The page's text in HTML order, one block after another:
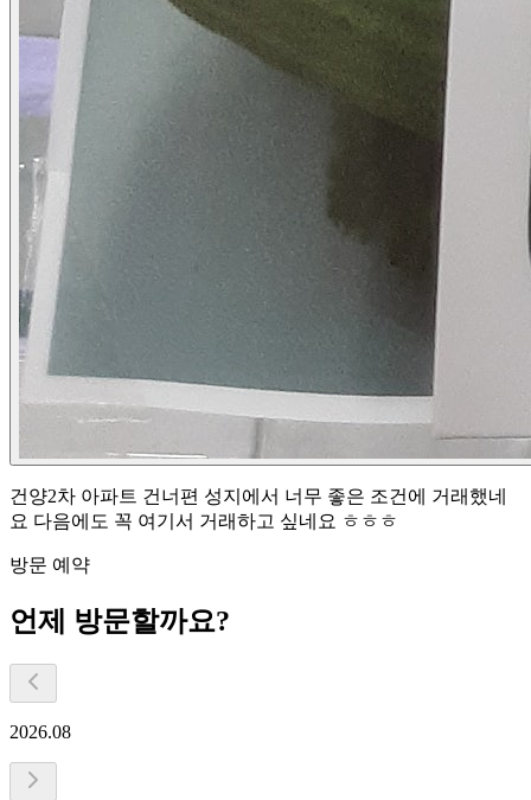
건양2차 아파트 건너편 성지에서 너무 좋은 조건에 거래했네
요 다음에도 꼭 여기서 거래하고 싶네요 ㅎㅎㅎ
방문 예약
언제 방문할까요?
2026.08